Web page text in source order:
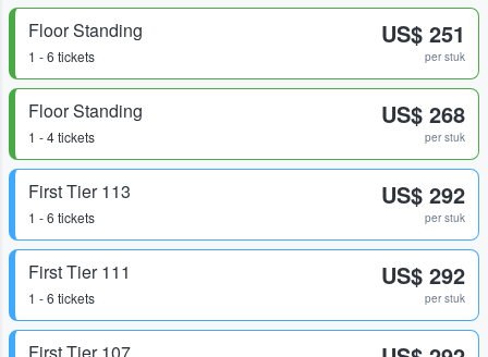
Floor Standing
1 - 6 tickets
US$ 251
per stuk
Floor Standing
1 - 4 tickets
US$ 268
per stuk
First Tier 113
1 - 6 tickets
US$ 292
per stuk
First Tier 111
1 - 6 tickets
US$ 292
per stuk